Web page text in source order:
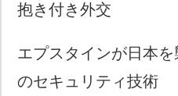
抱き付き外交
エプスタインが日本
のセキュリティ技術